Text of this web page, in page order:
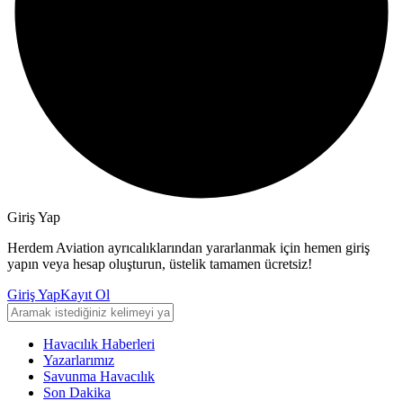
Giriş Yap
Herdem Aviation ayrıcalıklarından yararlanmak için hemen giriş
yapın veya hesap oluşturun, üstelik tamamen ücretsiz!
Giriş YapKayıt Ol
Havacılık Haberleri
Yazarlarımız
Savunma Havacılık
Son Dakika